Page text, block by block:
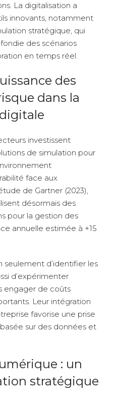
La digitalisation a
innovants, notamment
stratégique, qui
des scénarios
en temps réel.
des
dans la
investissent
de simulation pour
face aux
de Gartner (2023),
désormais des
pour la gestion des
annuelle estimée à +15
d’identifier les
d’expérimenter
engager de coûts
Leur intégration
favorise une prise
sur des données et
: un
stratégique